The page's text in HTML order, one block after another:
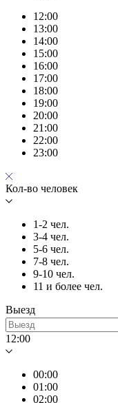
12:00
13:00
14:00
15:00
16:00
17:00
18:00
19:00
20:00
21:00
22:00
23:00
Кол-во человек
1-2 чел.
3-4 чел.
5-6 чел.
7-8 чел.
9-10 чел.
11 и более чел.
Выезд
12:00
00:00
01:00
02:00